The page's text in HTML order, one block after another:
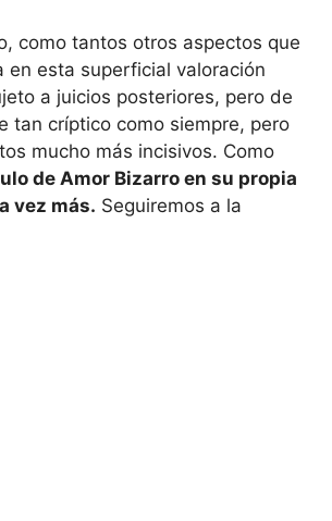
como tantos otros aspectos que
en esta superficial valoración
a juicios posteriores, pero de
tan críptico como siempre, pero
mucho más incisivos. Como
de Amor Bizarro en su propia
vez más. Seguiremos a la